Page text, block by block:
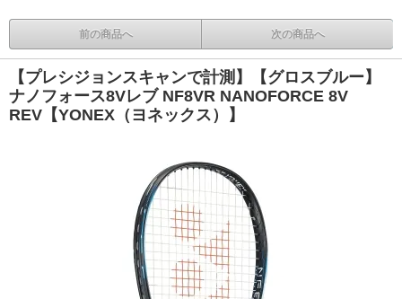
前の商品へ 次の商品へ
【プレシジョンスキャンで計測】【グロスブルー】
ナノフォース8Vレブ NF8VR NANOFORCE 8V
REV【YONEX（ヨネックス）】